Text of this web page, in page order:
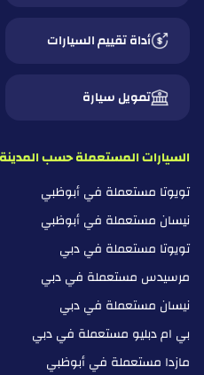
أداة تقييم السيارات
تمويل سيارة
السيارات المستعملة حسب المدينة
تويوتا مستعملة في أبوظبي
نيسان مستعملة في أبوظبي
تويوتا مستعملة في دبي
مرسيدس مستعملة في دبي
نيسان مستعملة في دبي
بي ام دبليو مستعملة في دبي
مازدا مستعملة في أبوظبي